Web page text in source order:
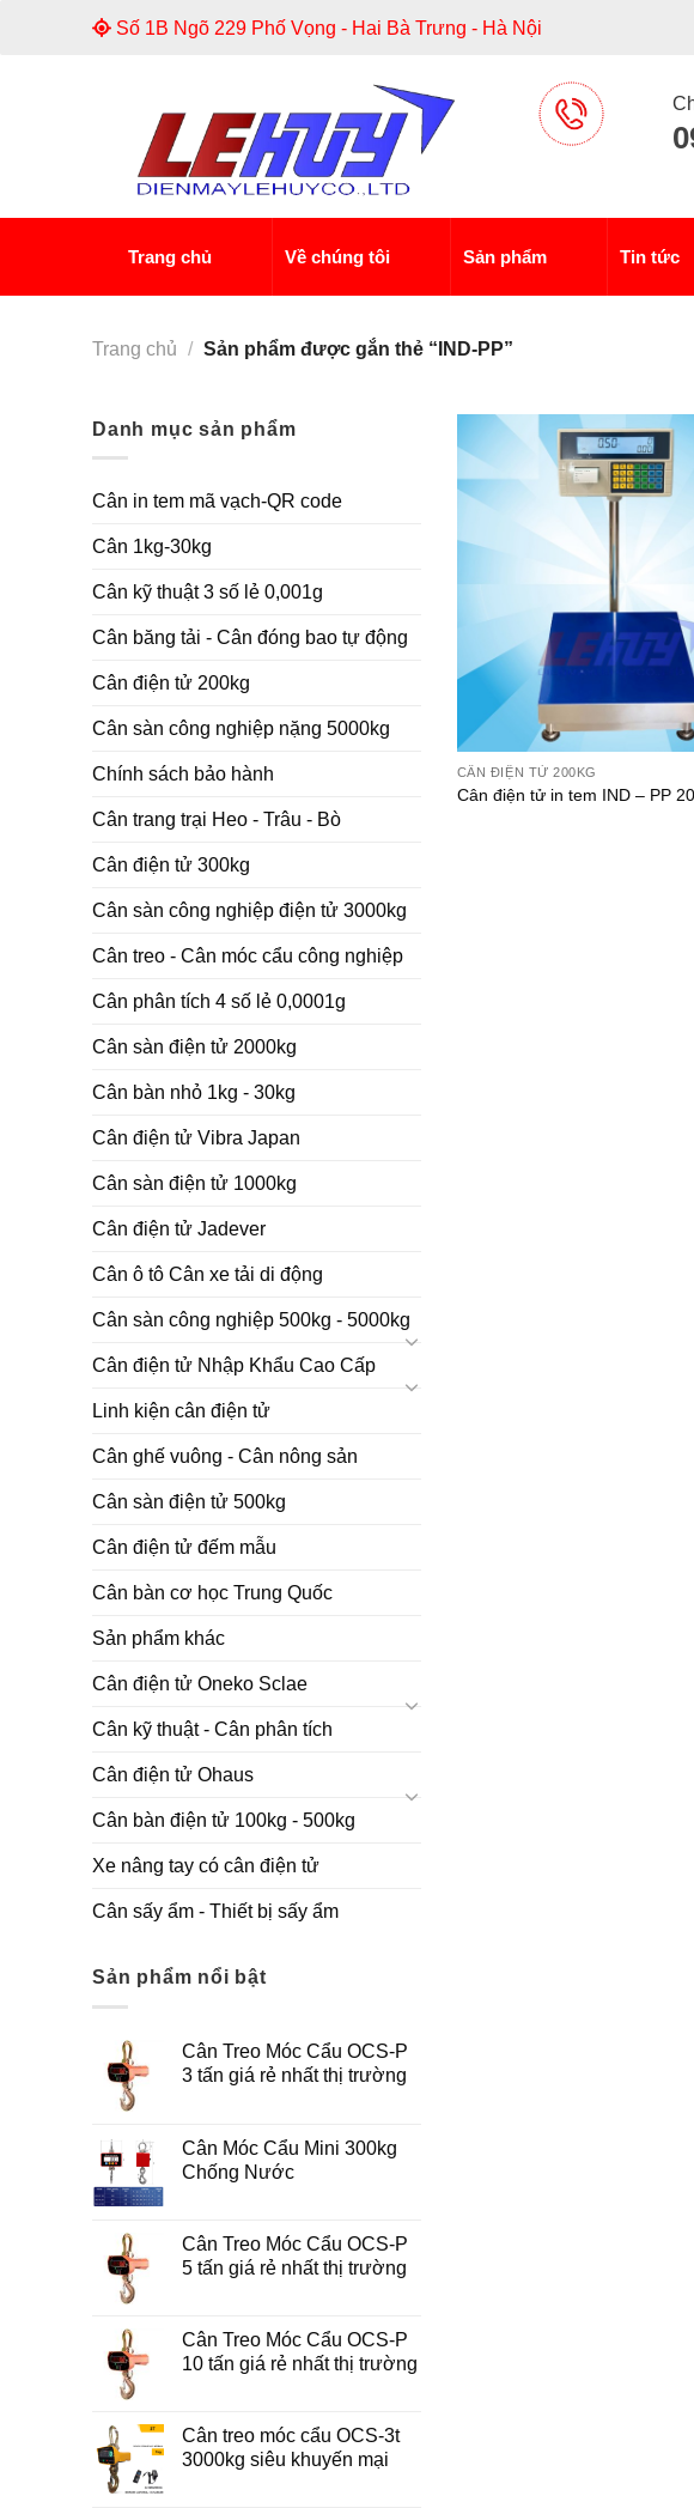
Số 1B Ngõ 229 Phố Vọng - Hai Bà Trưng - Hà Nội
Trang chủ Về chúng tôi Sản phẩm Tin tức
Trang chủ / Sản phẩm được gắn thẻ “IND-PP”
Danh mục sản phẩm
Cân in tem mã vạch-QR code
Cân 1kg-30kg
Cân kỹ thuật 3 số lẻ 0,001g
Cân băng tải - Cân đóng bao tự động
Cân điện tử 200kg
Cân sàn công nghiệp nặng 5000kg
Chính sách bảo hành
Cân trang trại Heo - Trâu - Bò
Cân điện tử 300kg
Cân sàn công nghiệp điện tử 3000kg
Cân treo - Cân móc cẩu công nghiệp
Cân phân tích 4 số lẻ 0,0001g
Cân sàn điện tử 2000kg
Cân bàn nhỏ 1kg - 30kg
Cân điện tử Vibra Japan
Cân sàn điện tử 1000kg
Cân điện tử Jadever
Cân ô tô Cân xe tải di động
Cân sàn công nghiệp 500kg - 5000kg
Cân điện tử Nhập Khẩu Cao Cấp
Linh kiện cân điện tử
Cân ghế vuông - Cân nông sản
Cân sàn điện tử 500kg
Cân điện tử đếm mẫu
Cân bàn cơ học Trung Quốc
Sản phẩm khác
Cân điện tử Oneko Sclae
Cân kỹ thuật - Cân phân tích
Cân điện tử Ohaus
Cân bàn điện tử 100kg - 500kg
Xe nâng tay có cân điện tử
Cân sấy ẩm - Thiết bị sấy ẩm
Sản phẩm nổi bật
Cân Treo Móc Cẩu OCS-P
3 tấn giá rẻ nhất thị trường
Cân Móc Cẩu Mini 300kg
Chống Nước
Cân Treo Móc Cẩu OCS-P
5 tấn giá rẻ nhất thị trường
Cân Treo Móc Cẩu OCS-P
10 tấn giá rẻ nhất thị trường
Cân treo móc cẩu OCS-3t
3000kg siêu khuyến mại
CÂN ĐIỆN TỬ 200KG
Cân điện tử in tem IND – PP